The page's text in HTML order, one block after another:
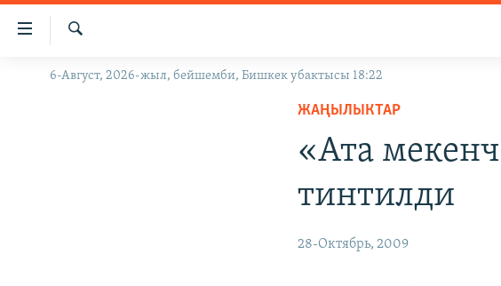
Линктер
Мазмунга
Навигацияга
ЖАҢЫЛЫКТАР
Издөө
6-Август, 2026-жыл, бейшемби, Бишкек убактысы 18:22
ЖАҢЫЛЫКТАР
«Ата
тинтилди
28-Октябрь, 2009